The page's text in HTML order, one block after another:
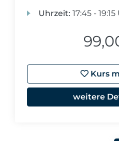
Uhrzeit: 17:45 -
Kurs
weitere